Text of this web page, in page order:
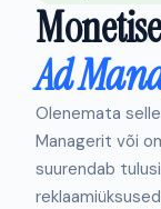
Ad
Olenemata
Managerit või
suurendab